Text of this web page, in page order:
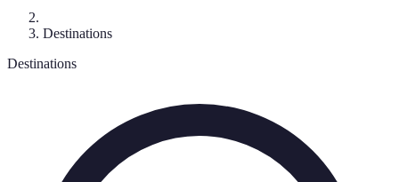
Destinations
Destinations